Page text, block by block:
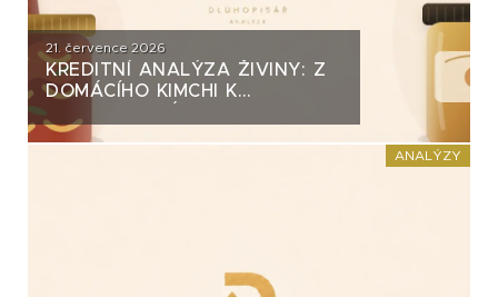
21. července 2026
KREDITNÍ ANALÝZA ŽIVINY: Z
DOMÁCÍHO KIMCHI K
ZA PŮL MILIARDY
ANALÝZY